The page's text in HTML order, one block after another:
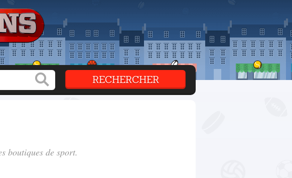
boutiques de sport.